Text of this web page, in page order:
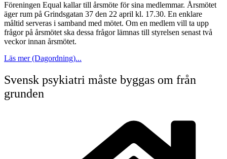
Föreningen Equal kallar till årsmöte för sina medlemmar. Årsmötet
äger rum på Grindsgatan 37 den 22 april kl. 17.30. En enklare
måltid serveras i samband med mötet. Om en medlem vill ta upp
frågor på årsmötet ska dessa frågor lämnas till styrelsen senast två
veckor innan årsmötet.
Läs mer (Dagordning)...
Svensk psykiatri måste byggas om från
grunden